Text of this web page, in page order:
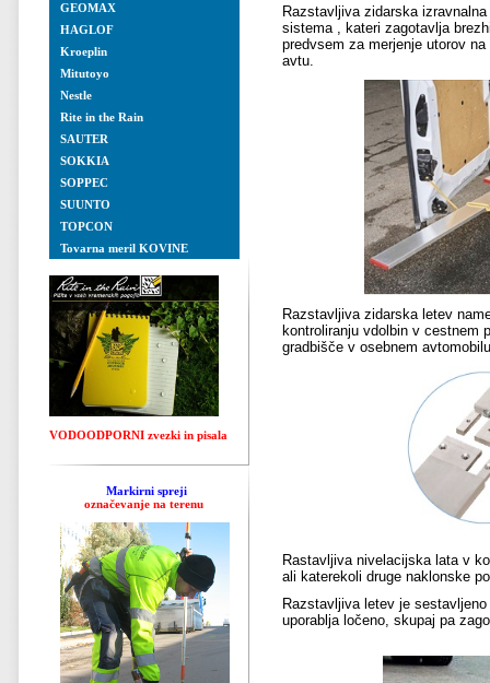
GEOMAX
HAGLOF
Kroeplin
Mitutoyo
Nestle
Rite in the Rain
SAUTER
SOKKIA
SOPPEC
SUUNTO
TOPCON
Tovarna meril KOVINE
VODOODPORNI zvezki in pisala
Markirni spreji
označevanje na terenu
Razstavljiva zidarska
sistema , kateri zagotavlja
predvsem za merjenje utorov
avtu.
Razstavljiva zidarska letev
kontroliranju vdolbin v cestnem
gradbišče v osebnem
Rastavljiva nivelacijska lata v
ali katerekoli druge naklonske
Razstavljiva letev je
uporablja ločeno, skupaj pa